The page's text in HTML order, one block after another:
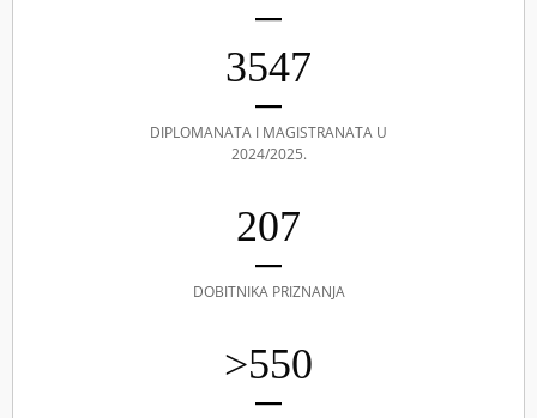
3547
DIPLOMANATA I MAGISTRANATA U
2024/2025.
207
DOBITNIKA PRIZNANJA
>550